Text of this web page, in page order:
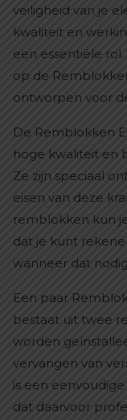
veiligheid van je
kwaliteit en
een essentiële
op de
ontworpen voor
De Remblokken
hoge kwaliteit en
Ze zijn speciaal
eisen van deze
remblokken kun
dat je kunt
wanneer dat nodig
Een paar
bestaat uit twee
worden
vervangen van
is een
dat daarvoor